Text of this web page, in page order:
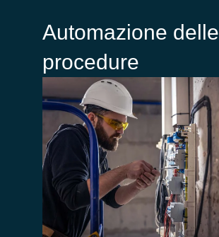
Automazione delle
procedure